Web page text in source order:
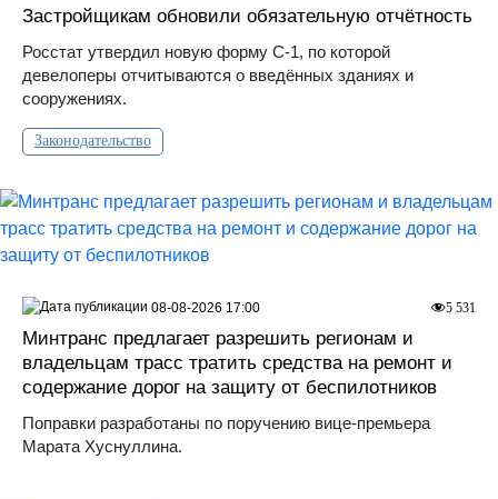
Застройщикам обновили обязательную отчётность
Росстат утвердил новую форму С-1, по которой
девелоперы отчитываются о введённых зданиях и
сооружениях.
Законодательство
Минтранс предлагает разрешить регионам и
владельцам трасс тратить средства на ремонт и
содержание дорог на защиту от беспилотников
Поправки разработаны по поручению вице-премьера
Марата Хуснуллина.
5 531
08-08-2026 17:00